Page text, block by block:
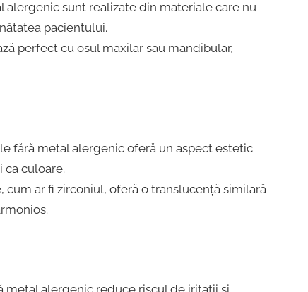
alergenic sunt realizate din materiale care nu
pacientului.
perfect cu osul maxilar sau mandibular,
fără metal alergenic oferă un aspect estetic
ca culoare.
cum ar fi zirconiul, oferă o translucență similară
metal alergenic reduce riscul de iritații și